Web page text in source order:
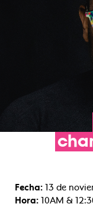
Fecha: 13 de
Hora: 10AM &